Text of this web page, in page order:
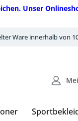
Unser
Ware innerhalb von